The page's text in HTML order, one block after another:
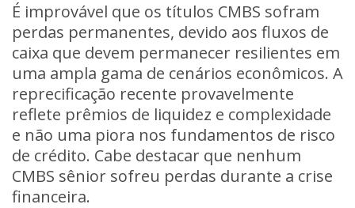
É improvável que os títulos CMBS sofram
perdas permanentes, devido aos fluxos de
caixa que devem permanecer resilientes em
uma ampla gama de cenários econômicos. A
reprecificação recente provavelmente
reflete prêmios de liquidez e complexidade
e não uma piora nos fundamentos de risco
de crédito. Cabe destacar que nenhum
CMBS sênior sofreu perdas durante a crise
financeira.